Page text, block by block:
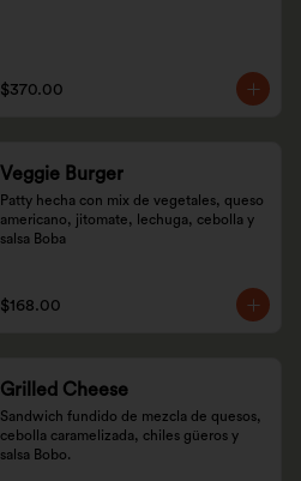
$370.00
Veggie Burger
Patty hecha con mix de vegetales, queso
americano, jitomate, lechuga, cebolla y
salsa Boba
$168.00
Grilled Cheese
Sandwich fundido de mezcla de quesos,
cebolla caramelizada, chiles güeros y
salsa Bobo.